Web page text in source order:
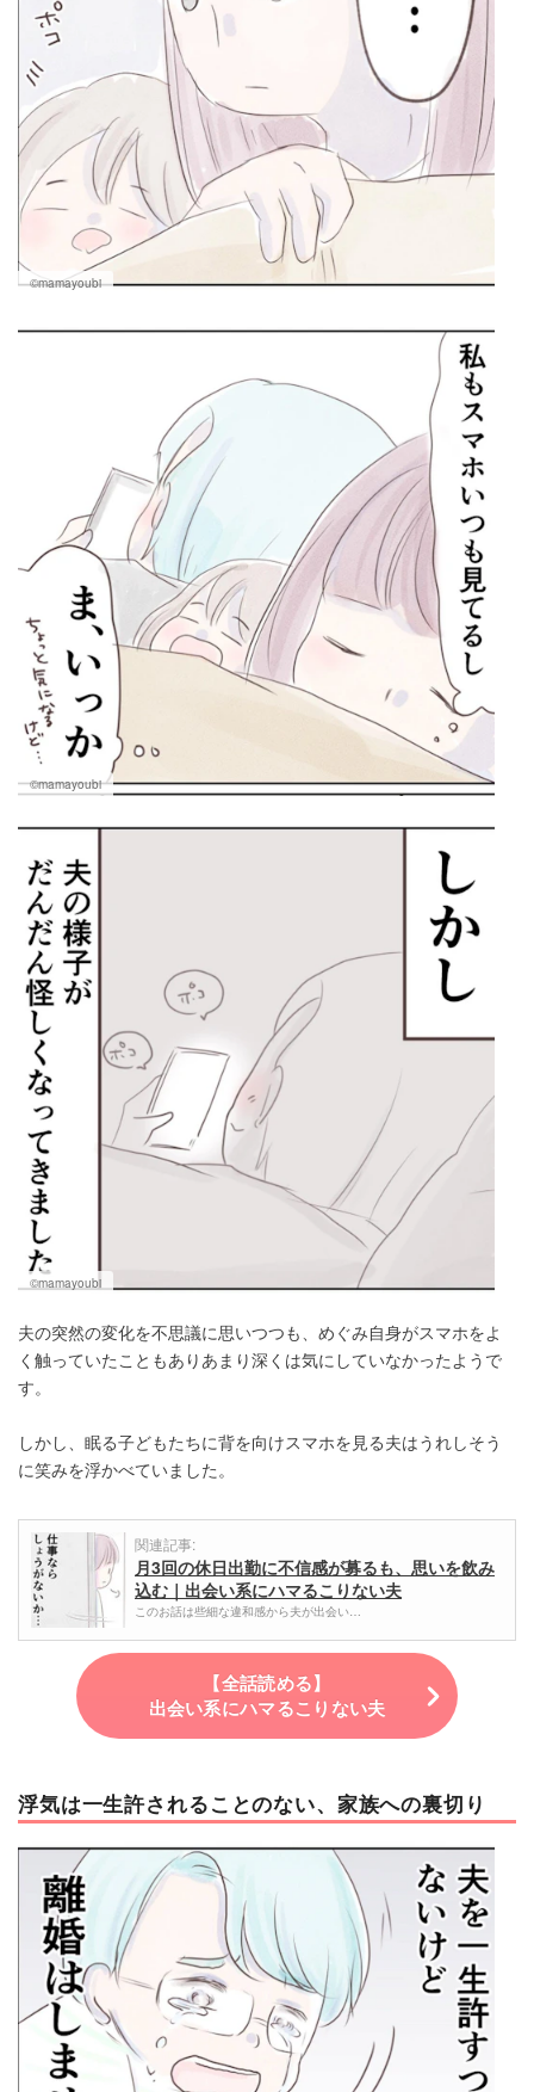
©mamayoubi
©mamayoubi
©mamayoubi
夫の突然の変化を不思議に思いつつも、めぐみ自身がスマホをよ
く触っていたこともありあまり深くは気にしていなかったようで
す。
しかし、眠る子どもたちに背を向けスマホを見る夫はうれしそう
に笑みを浮かべていました。
関連記事:
月3回の休日出勤に不信感が募るも、思いを飲み
込む｜出会い系にハマるこりない夫
このお話は些細な違和感から夫が出会い…
【全話読める】
出会い系にハマるこりない夫
浮気は一生許されることのない、家族への裏切り